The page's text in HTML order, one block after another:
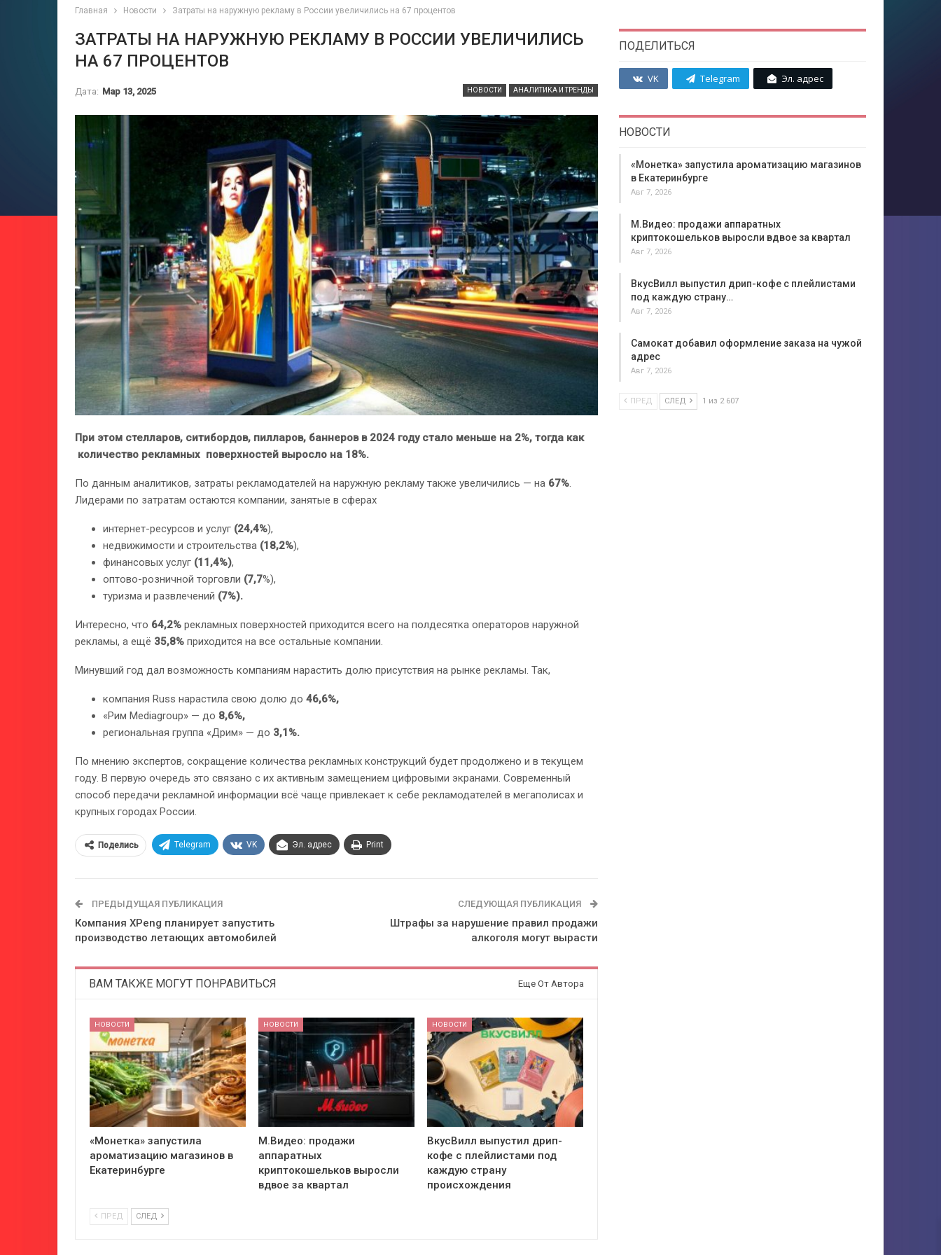
Главная Новости Затраты на наружную рекламу в России увеличились на 67 процентов
ЗАТРАТЫ НА НАРУЖНУЮ РЕКЛАМУ В РОССИИ УВЕЛИЧИЛИСЬ
НА 67 ПРОЦЕНТОВ
НОВОСТИ АНАЛИТИКА И ТРЕНДЫ
Дата: Мар 13, 2025
При этом стелларов, ситибордов, пилларов, баннеров в 2024 году стало меньше на 2%, тогда как
количество рекламных поверхностей выросло на 18%.
По данным аналитиков, затраты рекламодателей на наружную рекламу также увеличились — на 67%.
Лидерами по затратам остаются компании, занятые в сферах
интернет-ресурсов и услуг (24,4%),
недвижимости и строительства (18,2%),
финансовых услуг (11,4%),
оптово-розничной торговли (7,7%),
туризма и развлечений (7%).
Интересно, что 64,2% рекламных поверхностей приходится всего на полдесятка операторов наружной
рекламы, а ещё 35,8% приходится на все остальные компании.
Минувший год дал возможность компаниям нарастить долю присутствия на рынке рекламы. Так,
компания Russ нарастила свою долю до 46,6%,
«Рим Mediagroup» — до 8,6%,
региональная группа «Дрим» — до 3,1%.
По мнению экспертов, сокращение количества рекламных конструкций будет продолжено и в текущем
году. В первую очередь это связано с их активным замещением цифровыми экранами. Современный
способ передачи рекламной информации всё чаще привлекает к себе рекламодателей в мегаполисах и
крупных городах России.
Поделись Telegram VK Эл. адрес Print
ПРЕДЫДУЩАЯ ПУБЛИКАЦИЯ
Компания XPeng планирует запустить
производство летающих автомобилей
СЛЕДУЮЩАЯ ПУБЛИКАЦИЯ
Штрафы за нарушение правил продажи
алкоголя могут вырасти
ВАМ ТАКЖЕ МОГУТ ПОНРАВИТЬСЯ Еще От Автора
НОВОСТИ
«Монетка» запустила
ароматизацию магазинов в
Екатеринбурге
НОВОСТИ
М.Видео: продажи
аппаратных
криптокошельков выросли
вдвое за квартал
НОВОСТИ
ВкусВилл выпустил дрип-
кофе с плейлистами под
каждую страну
происхождения
ПРЕД СЛЕД
ПОДЕЛИТЬСЯ
VK Telegram Эл. адрес
НОВОСТИ
«Монетка» запустила ароматизацию магазинов
в Екатеринбурге
Авг 7, 2026
М.Видео: продажи аппаратных
криптокошельков выросли вдвое за квартал
Авг 7, 2026
ВкусВилл выпустил дрип-кофе с плейлистами
под каждую страну…
Авг 7, 2026
Самокат добавил оформление заказа на чужой
адрес
Авг 7, 2026
ПРЕД СЛЕД 1 из 2 607